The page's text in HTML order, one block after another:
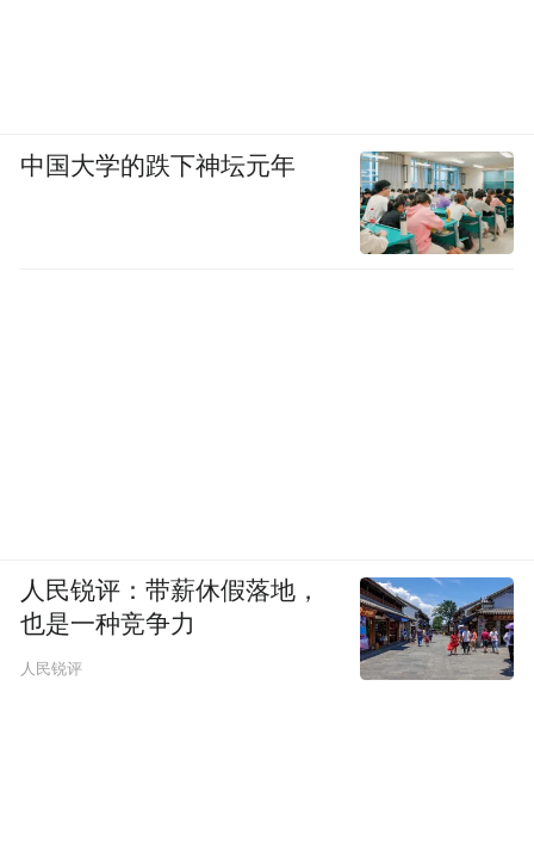
中国大学的跌下神坛元年
人民锐评：带薪休假落地，
也是一种竞争力
人民锐评